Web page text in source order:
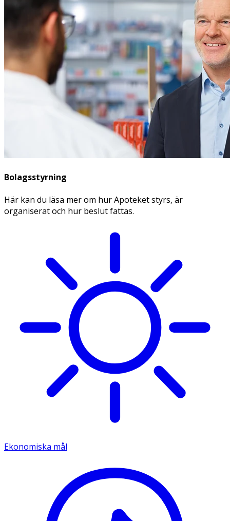
Bolagsstyrning
Här kan du läsa mer om hur Apoteket styrs, är
organiserat och hur beslut fattas.
Ekonomiska mål